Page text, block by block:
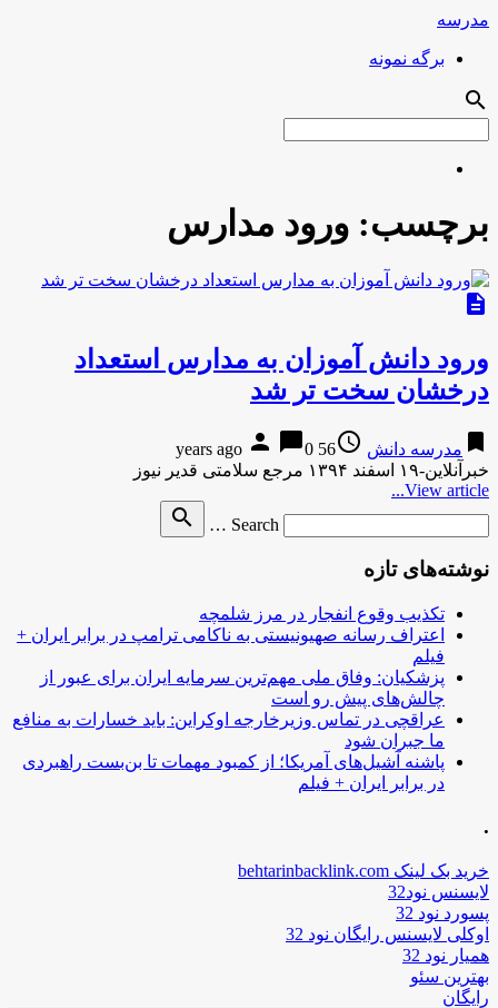
مدرسه
برگه نمونه
search
برچسب: ورود مدارس
description
ورود دانش آموزان به مدارس استعداد
درخشان سخت تر شد
bookmark مدرسه دانش access_time
56 years ago
person chat_bubble0
خبرآنلاین-۱۹ اسفند ۱۳۹۴ مرجع سلامتی قدیر نیوز
View article...
Search …
search
نوشته‌های تازه
تکذیب وقوع انفجار در مرز شلمچه
اعتراف رسانه صهیونیستی به ناکامی ترامپ در برابر ایران +
فیلم
پزشکیان: وفاق ملی مهم‌ترین سرمایه ایران برای عبور از
چالش‌های پیش رو است
عراقچی در تماس وزیرخارجه اوکراین: باید خسارات به منافع
ما جبران شود
پاشنه آشیل‌های آمریکا؛ از کمبود مهمات تا بن‌بست راهبردی
در برابر ایران + فیلم
.
خرید بک لینک behtarinbacklink.com
لایسنس نود32
پسورد نود 32
اوکلی لایسنس رایگان نود 32
همیار نود 32
بهترین سئو
رایگان